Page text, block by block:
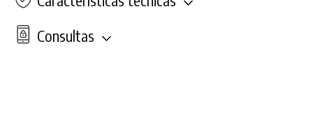
Consultas